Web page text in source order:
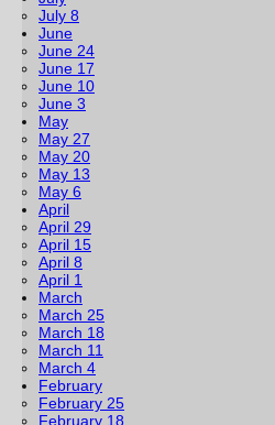
July 8
June
June 24
June 17
June 10
June 3
May
May 27
May 20
May 13
May 6
April
April 29
April 15
April 8
April 1
March
March 25
March 18
March 11
March 4
February
February 25
February 18